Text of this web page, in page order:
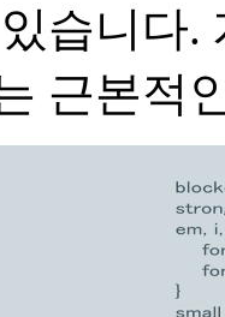
습니다.
근본적